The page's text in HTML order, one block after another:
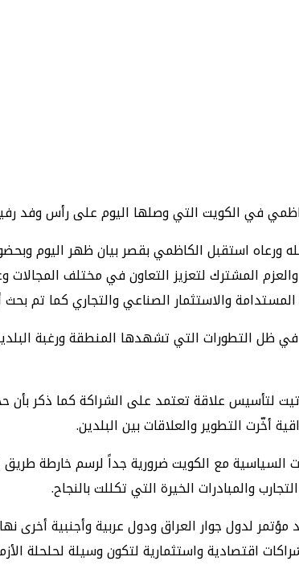
في الكويت التي وصلها اليوم على رأس وفد
ورعاه استقبل الكاظمي بقصر بيان ظهر اليوم
المشترك لتعزيز التعاون في مختلف
والاستثمار الصناعي والتجاري كما تم
ظل التطورات التي تشهدها المنطقة ورغبة
لتأسيس علاقة تعتمد على الشراكة كما ذكر بأن
أخّرت التطوير والعلاقات بين البلدين.
السياسية مع الكويت ضرورية جداً لرسم خارطة
والمبادرات الخيرة التي تكللت بالنجاح.
لدول جوار العراق ودول عربية وأجنبية
اقتصادية واستثمارية لتكون وسيلة لحلحلة